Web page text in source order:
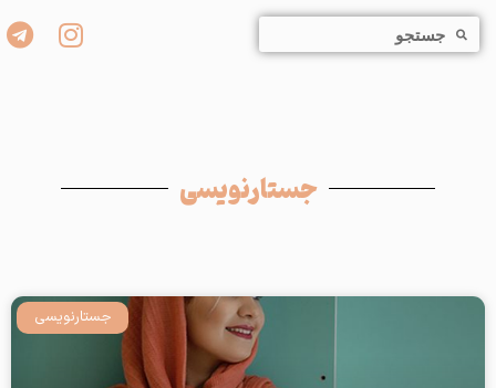
جستارنویسی
جستارنویسی